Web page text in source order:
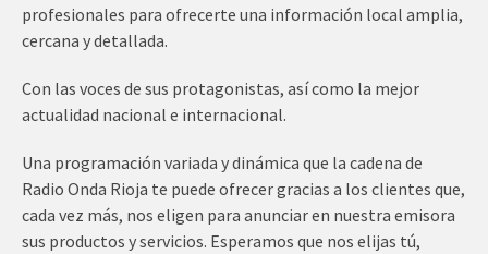
profesionales para ofrecerte una información local amplia,
cercana y detallada.
Con las voces de sus protagonistas, así como la mejor
actualidad nacional e internacional.
Una programación variada y dinámica que la cadena de
Radio Onda Rioja te puede ofrecer gracias a los clientes que,
cada vez más, nos eligen para anunciar en nuestra emisora
sus productos y servicios. Esperamos que nos elijas tú,